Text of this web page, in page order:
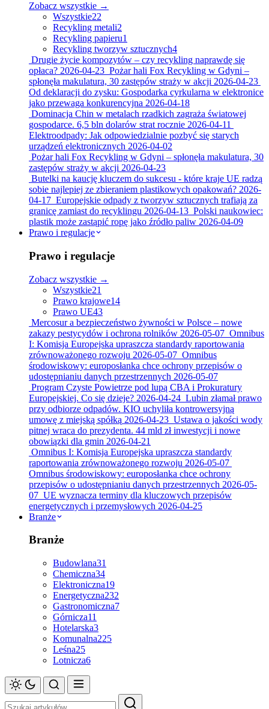
Zobacz wszystkie →
Wszystkie22
Recykling metali2
Recykling papieru1
Recykling tworzyw sztucznych4
Drugie życie kompozytów – czy recykling naprawdę się
opłaca? 2026-04-23 Pożar hali Fox Recykling w Gdyni –
spłonęła makulatura, 30 zastępów straży w akcji 2026-04-23
Od deklaracji do zysku: Gospodarka cyrkularna w elektronice
jako przewaga konkurencyjna 2026-04-18
Dominacja Chin w metalach rzadkich zagraża światowej
gospodarce. 6,5 bln dolarów strat rocznie 2026-04-11
Elektroodpady: Jak odpowiedzialnie pozbyć się starych
urządzeń elektronicznych 2026-04-02
Pożar hali Fox Recykling w Gdyni – spłonęła makulatura, 30
zastępów straży w akcji 2026-04-23
Butelki na kaucję kluczem do sukcesu - które kraje UE radzą
sobie najlepiej ze zbieraniem plastikowych opakowań? 2026-
04-17 Europejskie odpady z tworzyw sztucznych trafiają za
granicę zamiast do recyklingu 2026-04-13 Polski naukowiec:
plastik może zastąpić ropę jako źródło paliw 2026-04-09
Prawo i regulacje
Prawo i regulacje
Zobacz wszystkie →
Wszystkie21
Prawo krajowe14
Prawo UE43
Mercosur a bezpieczeństwo żywności w Polsce – nowe
zakazy pestycydów i ochrona rolników 2026-05-07 Omnibus
I: Komisja Europejska upraszcza standardy raportowania
zrównoważonego rozwoju 2026-05-07 Omnibus
środowiskowy: europosłanka chce ochrony przepisów o
udostępnianiu danych przestrzennych 2026-05-07
Program Czyste Powietrze pod lupą CBA i Prokuratury
Europejskiej. Co się dzieje? 2026-04-24 Lubin złamał prawo
przy odbiorze odpadów. KIO uchyliła kontrowersyjną
umowę z miejską spółką 2026-04-23 Ustawa o jakości wody
pitnej wraca do prezydenta. 44 mld zł inwestycji i nowe
obowiązki dla gmin 2026-04-21
Omnibus I: Komisja Europejska upraszcza standardy
raportowania zrównoważonego rozwoju 2026-05-07
Omnibus środowiskowy: europosłanka chce ochrony
przepisów o udostępnianiu danych przestrzennych 2026-05-
07 UE wyznacza terminy dla kluczowych przepisów
energetycznych i przemysłowych 2026-04-25
Branże
Branże
Budowlana31
Chemiczna34
Elektroniczna19
Energetyczna232
Gastronomiczna7
Górnicza11
Hotelarska3
Komunalna225
Leśna25
Lotnicza6